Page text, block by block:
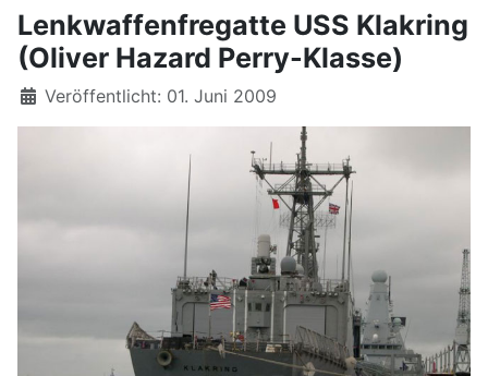
Lenkwaffenfregatte USS Klakring
(Oliver Hazard Perry-Klasse)
Details
Veröffentlicht: 01. Juni 2009